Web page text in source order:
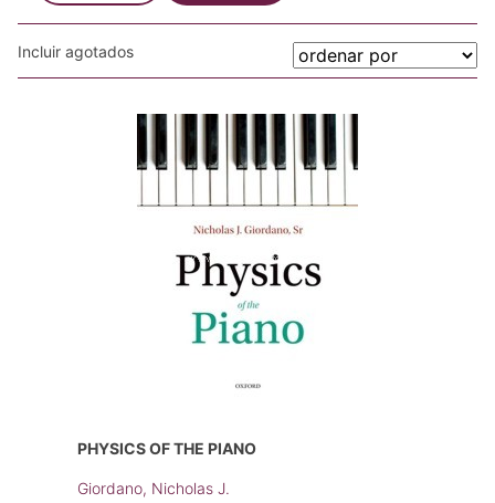
Incluir agotados
PHYSICS OF THE PIANO
Giordano, Nicholas J.